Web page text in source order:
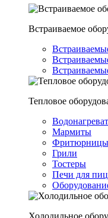
Встраиваемое
Тепловое
Мармиты
Фритюрницы
Грили
Тостеры
Печи для
Холодильное